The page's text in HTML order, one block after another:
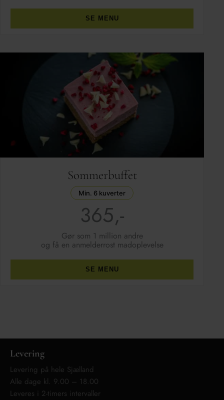
SE MENU
Sommerbuffet
Min. 6 kuverter
365,-
Gør som 1 million andre
og få en anmelderrost madoplevelse
SE MENU
Levering
Levering på hele Sjælland
Alle dage kl. 9.00 – 18.00
Leveres i 2-timers intervaller